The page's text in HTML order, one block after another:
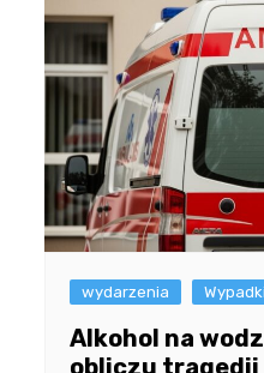
wydarzenia Wypadki
Alkohol na